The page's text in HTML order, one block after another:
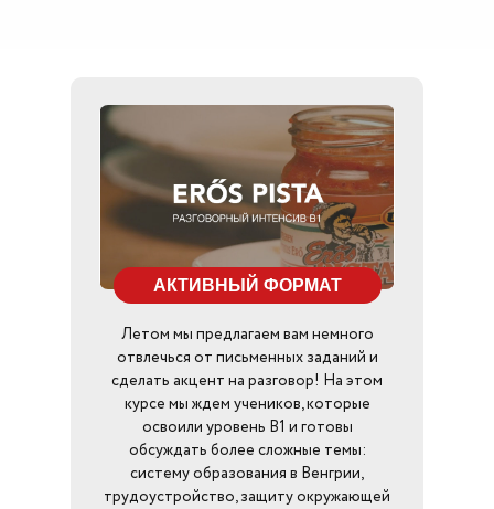
Летом мы предлагаем вам немного
отвлечься от письменных заданий и
сделать акцент на разговор! На этом
курсе мы ждем учеников, которые
освоили уровень B1 и готовы
обсуждать более сложные темы:
систему образования в Венгрии,
трудоустройство, защиту окружающей
АКТИВНЫЙ ФОРМАТ